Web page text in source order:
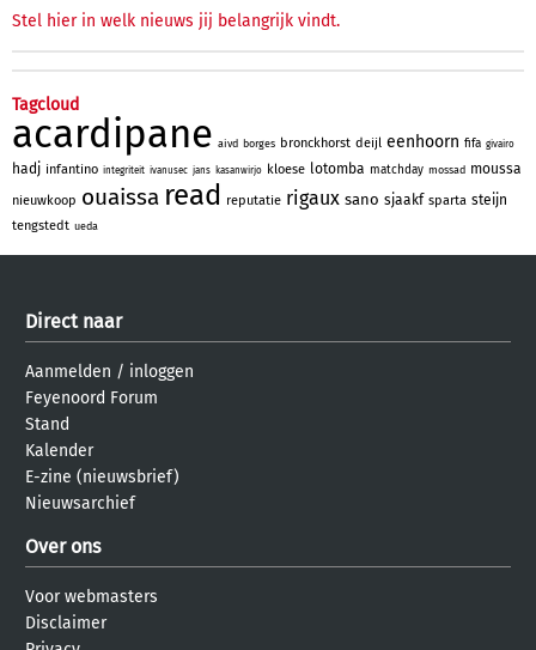
Stel hier in welk nieuws jij belangrijk vindt.
Tagcloud
acardipane aivd borges bronckhorst deijl eenhoorn fifa givairo
hadj infantino integriteit ivanusec jans kasanwirjo kloese lotomba matchday mossad moussa
nieuwkoop ouaissa read reputatie rigaux sano sjaakf sparta steijn
tengstedt ueda
Direct naar
Aanmelden / inloggen
Feyenoord Forum
Stand
Kalender
E-zine (nieuwsbrief)
Nieuwsarchief
Over ons
Voor webmasters
Disclaimer